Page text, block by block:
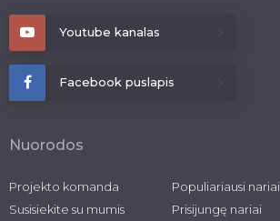
Youtube kanalas
Facebook puslapis
Nuorodos
Projekto komanda
Susisiekite su mumis
Populiariausi nariai
Prisijungę nariai